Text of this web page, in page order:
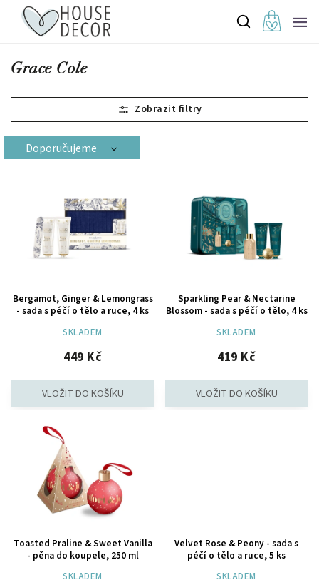
Grace Cole
Doporučujeme
Nejdražší
Nejprodávanější
Abecedně
Bergamot, Ginger & Lemongrass
- sada s péčí o tělo a ruce, 4 ks
SKLADEM
449 Kč
Sparkling Pear & Nectarine
Blossom - sada s péčí o tělo, 4 ks
SKLADEM
419 Kč
Toasted Praline & Sweet Vanilla
- pěna do koupele, 250 ml
SKLADEM
Velvet Rose & Peony - sada s
péčí o tělo a ruce, 5 ks
SKLADEM